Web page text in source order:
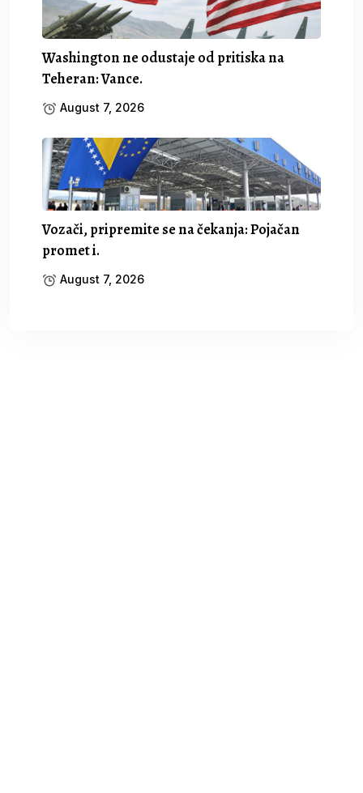
Washington ne odustaje od pritiska na
Teheran: Vance.
August 7, 2026
Vozači, pripremite se na čekanja: Pojačan
promet i.
August 7, 2026